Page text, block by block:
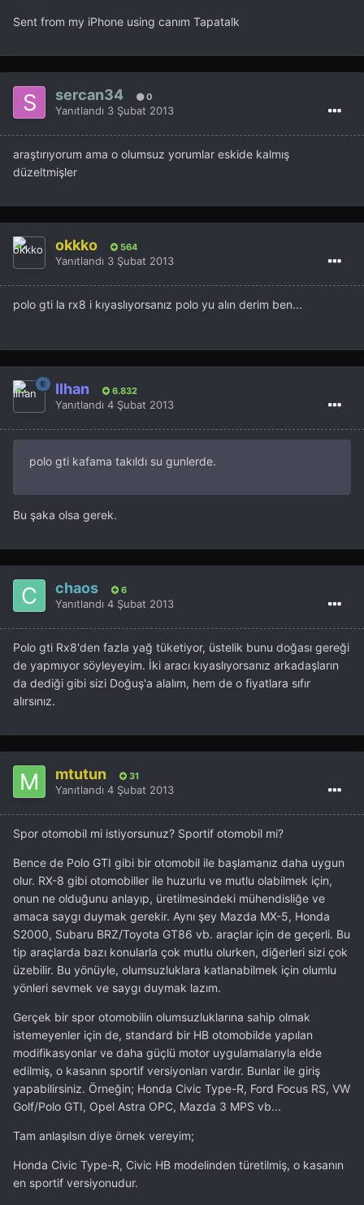
Sent from my iPhone using canım Tapatalk
sercan34 0
Yanıtlandı 3 Şubat 2013
araştırıyorum ama o olumsuz yorumlar eskide kalmış
düzeltmişler
okkko 564
Yanıtlandı 3 Şubat 2013
polo gti la rx8 i kıyaslıyorsanız polo yu alın derim ben...
İlhan 6.832
Yanıtlandı 4 Şubat 2013
polo gti kafama takıldı su gunlerde.
Bu şaka olsa gerek.
chaos 6
Yanıtlandı 4 Şubat 2013
Polo gti Rx8'den fazla yağ tüketiyor, üstelik bunu doğası gereği
de yapmıyor söyleyeyim. İki aracı kıyaslıyorsanız arkadaşların
da dediği gibi sizi Doğuş'a alalım, hem de o fiyatlara sıfır
alırsınız.
mtutun 31
Yanıtlandı 4 Şubat 2013
Spor otomobil mi istiyorsunuz? Sportif otomobil mi?
Bence de Polo GTI gibi bir otomobil ile başlamanız daha uygun
olur. RX-8 gibi otomobiller ile huzurlu ve mutlu olabilmek için,
onun ne olduğunu anlayıp, üretilmesindeki mühendisliğe ve
amaca saygı duymak gerekir. Aynı şey Mazda MX-5, Honda
S2000, Subaru BRZ/Toyota GT86 vb. araçlar için de geçerli. Bu
tip araçlarda bazı konularla çok mutlu olurken, diğerleri sizi çok
üzebilir. Bu yönüyle, olumsuzluklara katlanabilmek için olumlu
yönleri sevmek ve saygı duymak lazım.
Gerçek bir spor otomobilin olumsuzluklarına sahip olmak
istemeyenler için de, standard bir HB otomobilde yapılan
modifikasyonlar ve daha güçlü motor uygulamalarıyla elde
edilmiş, o kasanın sportif versiyonları vardır. Bunlar ile giriş
yapabilirsiniz. Örneğin; Honda Civic Type-R, Ford Focus RS, VW
Golf/Polo GTI, Opel Astra OPC, Mazda 3 MPS vb...
Tam anlaşılsın diye örnek vereyim;
Honda Civic Type-R, Civic HB modelinden türetilmiş, o kasanın
en sportif versiyonudur.